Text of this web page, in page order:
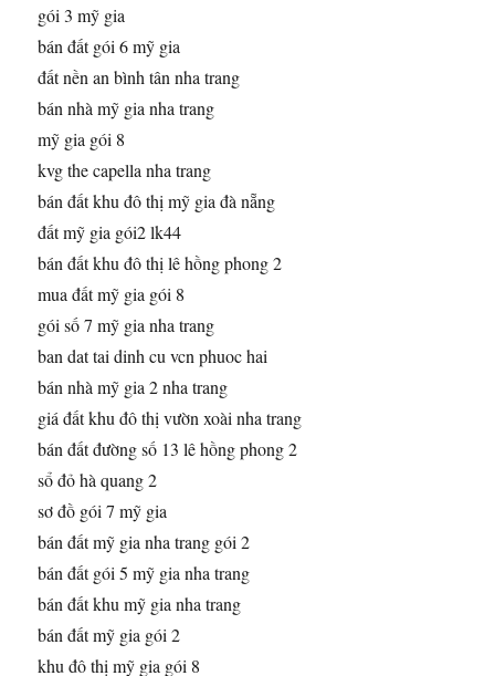
gói 3 mỹ gia
bán đất gói 6 mỹ gia
đất nền an bình tân nha trang
bán nhà mỹ gia nha trang
mỹ gia gói 8
kvg the capella nha trang
bán đất khu đô thị mỹ gia đà nẵng
đất mỹ gia gói2 lk44
bán đất khu đô thị lê hồng phong 2
mua đất mỹ gia gói 8
gói số 7 mỹ gia nha trang
ban dat tai dinh cu vcn phuoc hai
bán nhà mỹ gia 2 nha trang
giá đất khu đô thị vườn xoài nha trang
bán đất đường số 13 lê hồng phong 2
sổ đỏ hà quang 2
sơ đồ gói 7 mỹ gia
bán đất mỹ gia nha trang gói 2
bán đất gói 5 mỹ gia nha trang
bán đất khu mỹ gia nha trang
bán đất mỹ gia gói 2
khu đô thị mỹ gia gói 8